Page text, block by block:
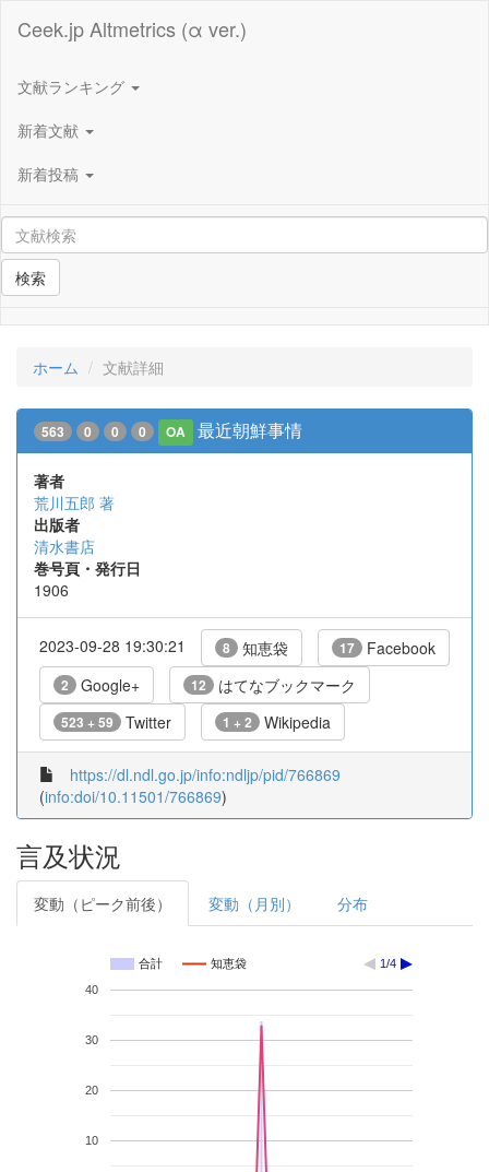
Ceek.jp Altmetrics (α ver.)
文献ランキング
新着文献
新着投稿
検索
ホーム 文献詳細
563 0 0 0 OA 最近朝鮮事情
著者
荒川五郎 著
出版者
清水書店
巻号頁・発行日
1906
2023-09-28 19:30:21 8 知恵袋 17 Facebook
2 Google+ 12 はてなブックマーク
523 + 59 Twitter 1 + 2 Wikipedia
https://dl.ndl.go.jp/info:ndljp/pid/766869
(info:doi/10.11501/766869)
言及状況
変動（ピーク前後） 変動（月別） 分布
合計 知恵袋 1/4
10
20
30
40